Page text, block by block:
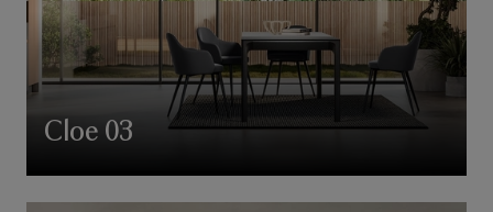
Cloe 03